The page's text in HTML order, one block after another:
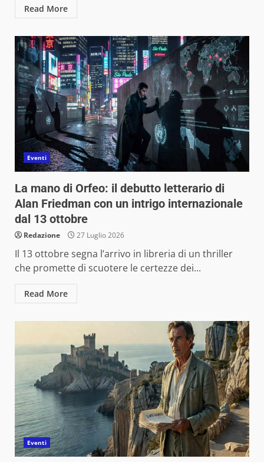
Read More
Eventi
La mano di Orfeo: il debutto letterario di
Alan Friedman con un intrigo internazionale
dal 13 ottobre
Redazione 27 Luglio 2026
Il 13 ottobre segna l’arrivo in libreria di un thriller
che promette di scuotere le certezze dei...
Read More
Eventi